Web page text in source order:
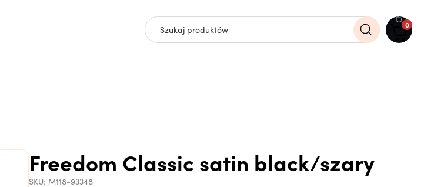
0
Freedom Classic satin black/szary
SKU: M118-93348